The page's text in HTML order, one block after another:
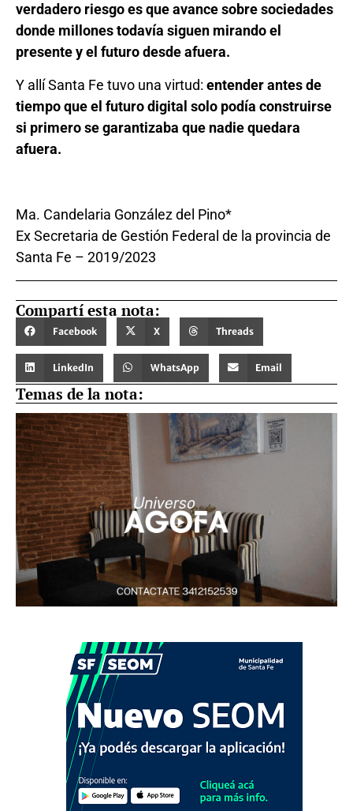
verdadero riesgo es que avance sobre sociedades
donde millones todavía siguen mirando el
presente y el futuro desde afuera.
Y allí Santa Fe tuvo una virtud: entender antes de
tiempo que el futuro digital solo podía construirse
si primero se garantizaba que nadie quedara
afuera.
Ma. Candelaria González del Pino*
Ex Secretaria de Gestión Federal de la provincia de
Santa Fe – 2019/2023
Compartí esta nota:
Facebook X Threads
LinkedIn WhatsApp Email
Temas de la nota: